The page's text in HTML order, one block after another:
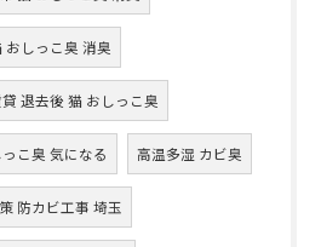
おしっこ臭 消臭
退去後 猫 おしっこ臭
こ臭 気になる 高温多湿 カビ臭
防カビ工事 埼玉